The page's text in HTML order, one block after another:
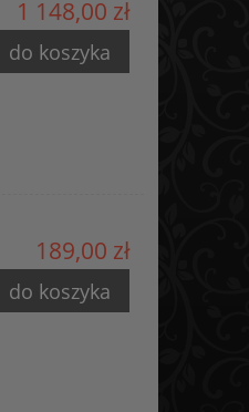
1 148,00 zł
do koszyka
189,00 zł
do koszyka